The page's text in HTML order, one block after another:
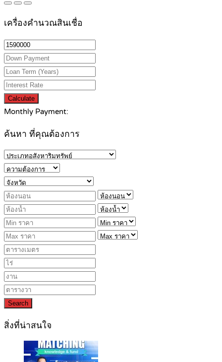
เครื่องคำนวณสินเชื่อ
Calculate
Monthly Payment:
ค้นหา ที่คุณต้องการ
Search
สิ่งที่น่าสนใจ